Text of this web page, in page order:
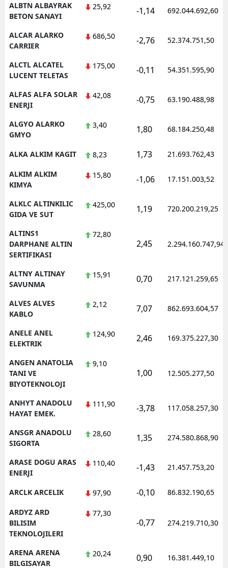
ALBTN ALBAYRAK
BETON SANAYI
25,92 -1,14 692.044.692,60
ALCAR ALARKO
CARRIER
686,50 -2,76 52.374.751,50
ALCTL ALCATEL
LUCENT TELETAS
175,00 -0,11 54.351.595,90
ALFAS ALFA SOLAR
ENERJI
42,08 -0,75 63.190.488,98
ALGYO ALARKO
GMYO
3,40 1,80 68.184.250,48
ALKA ALKIM KAGIT 8,23 1,73 21.693.762,43
ALKIM ALKIM
KIMYA
15,80 -1,06 17.151.003,52
ALKLC ALTINKILIC
GIDA VE SUT
425,00 1,19 720.200.219,25
ALTINS1
DARPHANE ALTIN
SERTIFIKASI
72,80
2,45 2.294.160.747,94
ALTNY ALTINAY
SAVUNMA
15,91 0,70 217.121.259,65
ALVES ALVES
KABLO
2,12 7,07 862.693.604,57
ANELE ANEL
ELEKTRIK
124,90 2,46 169.375.227,30
ANGEN ANATOLIA
TANI VE
BIYOTEKNOLOJI
9,10
1,00 12.505.277,50
ANHYT ANADOLU
HAYAT EMEK.
111,90 -3,78 117.058.257,30
ANSGR ANADOLU
SIGORTA
28,60 1,35 274.580.868,90
ARASE DOGU ARAS
ENERJI
110,40 -1,43 21.457.753,20
ARCLK ARCELIK 97,90 -0,10 86.832.190,65
ARDYZ ARD
BILISIM
TEKNOLOJILERI
77,30
-0,77 274.219.710,30
ARENA ARENA
BILGISAYAR
20,24 0,90 16.381.449,10